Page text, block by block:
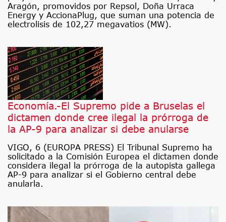
Aragón, promovidos por Repsol, Doña Urraca
Energy y AccionaPlug, que suman una potencia de
electrolisis de 102,27 megavatios (MW).
Economía.-El Supremo pide a Bruselas el
dictamen donde cree ilegal la prórroga de
la AP-9 para analizar si debe anularse
VIGO, 6 (EUROPA PRESS) El Tribunal Supremo ha
solicitado a la Comisión Europea el dictamen donde
considera ilegal la prórroga de la autopista gallega
AP-9 para analizar si el Gobierno central debe
anularla.